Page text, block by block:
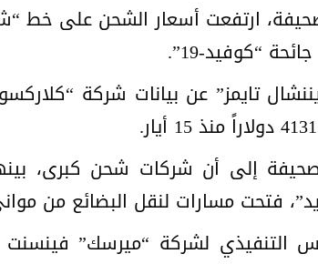
ارتفعت أسعار الشحن على خط
“كوفيد-19”.
فتحت مسارات لنقل البضائع من
التنفيذي لشركة “ميرسك”